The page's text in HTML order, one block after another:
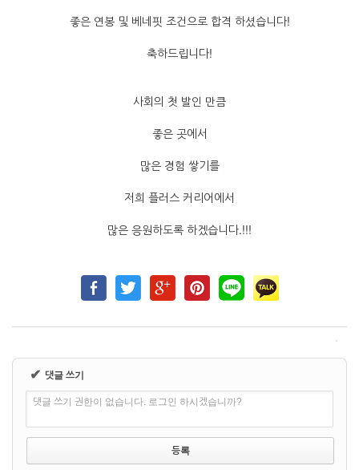
좋은 연봉 및 베네핏 조건으로 합격 하셨습니다!
축하드립니다!
사회의 첫 발인 만큼
좋은 곳에서
많은 경험 쌓기를
저희 플러스 커리어에서
많은 응원하도록 하겠습니다.!!!
✔ 댓글 쓰기
댓글 쓰기 권한이 없습니다. 로그인 하시겠습니까?